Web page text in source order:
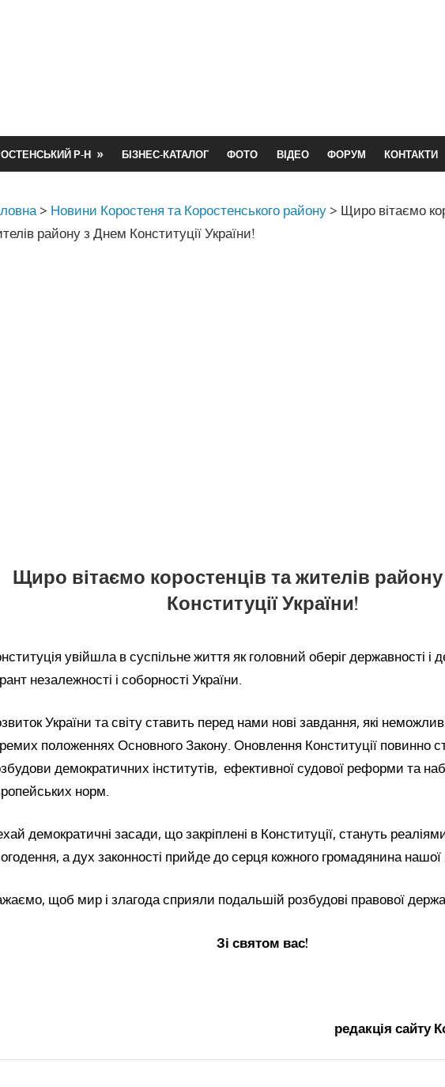
Р-Н БІЗНЕС-КАТАЛОГ ФОТО ВІДЕО ФОРУМ КОНТАКТИ
> Новини Коростеня та Коростенського району > Щиро вітаємо
району з Днем Конституції України!
Щиро вітаємо коростенців та жителів
Конституції України!
увійшла в суспільне життя як головний оберіг державності і
незалежності і соборності України.
України та світу ставить перед нами нові завдання, які
положеннях Основного Закону. Оновлення Конституції повинно
демократичних інститутів, ефективної судової реформи та
норм.
демократичні засади, що закріплені в Конституції, стануть
а дух законності прийде до серця кожного громадянина нашої
щоб мир і злагода сприяли подальшій розбудові правової
Зі святом вас!
редакція сайту